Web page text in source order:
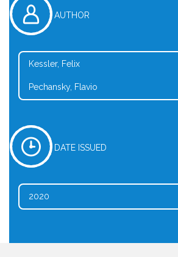
AUTHOR
Kessler, Felix
Pechansky, Flavio
DATE ISSUED
2020